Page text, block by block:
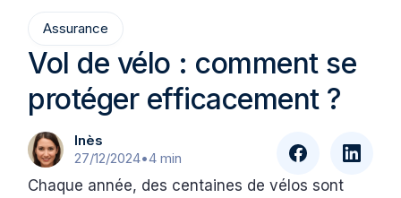
Assurance
Vol de vélo : comment se
protéger efficacement ?
Inès
27/12/2024•4 min
Chaque année, des centaines de vélos sont